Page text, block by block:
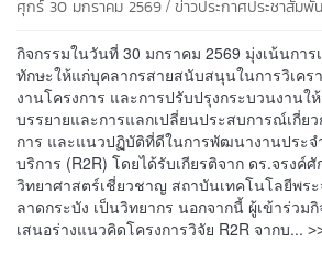
ศุกร์ 30 มกราคม 2569 / ข่าวประกาศประชาสัมพั
กิจกรรมในวันที่ 30 มกราคม 2569 มุ่งเน้นการ
ทักษะให้แก่บุคลากรสายสนับสนุนในการวิเคร
งานโครงการ และการปรับปรุงกระบวนงาน
บรรยายและการแลกเปลี่ยนประสบการณ์เกี่ย
การ และแนวปฏิบัติที่ดีในการพัฒนางานประจ
บริการ (R2R) โดยได้รับเกียรติจาก ดร.จรงค์
วิทยาศาสตร์เชี่ยวชาญ สถาบันเทคโนโลยีพร
ลาดกระบัง เป็นวิทยากร นอกจากนี้ ผู้เข้าร่วม
เสนอร่างแนวคิดโครงการวิจัย R2R จากบ...